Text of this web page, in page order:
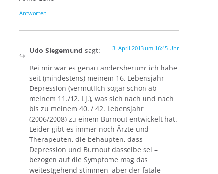
Antworten
Udo Siegemund sagt: 3. April 2013 um 16:45 Uhr
Bei mir war es genau andersherum: ich habe
seit (mindestens) meinem 16. Lebensjahr
Depression (vermutlich sogar schon ab
meinem 11./12. Lj.), was sich nach und nach
bis zu meinem 40. / 42. Lebensjahr
(2006/2008) zu einem Burnout entwickelt hat.
Leider gibt es immer noch Ärzte und
Therapeuten, die behaupten, dass
Depression und Burnout dasselbe sei –
bezogen auf die Symptome mag das
weitestgehend stimmen, aber der fatale